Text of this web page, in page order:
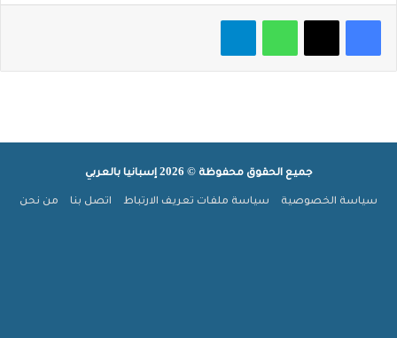
فيسبوك‫X واتساب تيلقرام
جميع الحقوق محفوظة © 2026 إسبانيا بالعربي
سياسة الخصوصية سياسة ملفات تعريف الارتباط اتصل بنا من نحن